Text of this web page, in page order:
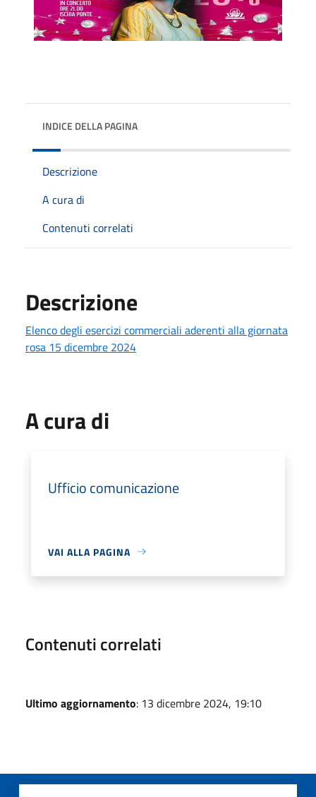
INDICE DELLA PAGINA
Descrizione
A cura di
Contenuti correlati
Descrizione
Elenco degli esercizi commerciali aderenti alla giornata
rosa 15 dicembre 2024
A cura di
Ufficio comunicazione
VAI ALLA PAGINA
Contenuti correlati
Ultimo aggiornamento: 13 dicembre 2024, 19:10